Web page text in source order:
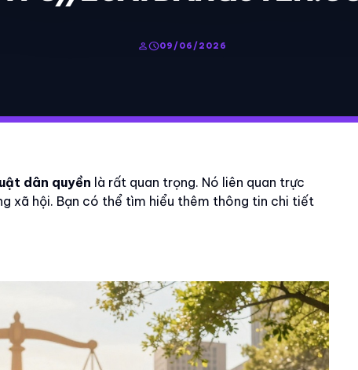
personschedule09/06/2026
luật dân quyền là rất quan trọng. Nó liên quan trực
xã hội. Bạn có thể tìm hiểu thêm thông tin chi tiết